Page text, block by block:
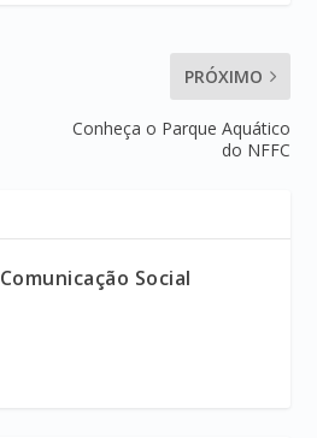
PRÓXIMO
Conheça o Parque Aquático
do NFFC
Comunicação Social